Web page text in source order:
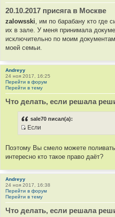
20.10.2017 присяга в Москве
zalowsski, им по барабану кто где
их в зале. У меня принимала
исключительно по моим
моей семьи.
Andreyy
24 ноя 2017, 16:25
Перейти в форум
Перейти в тему
Что делать, если решала
sale70 писал(а):
И
т
о
ч
и
к
ц
и
Если
Поэтому Вы смело можете
интересно кто такое право даёт?
Andreyy
24 ноя 2017, 16:38
Перейти в форум
Перейти в тему
Что делать, если решала